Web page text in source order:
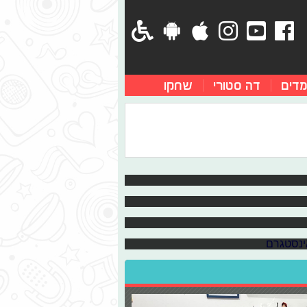
דה סטורי שחקו
את בית הספר, מה גרם לתובל שפיר